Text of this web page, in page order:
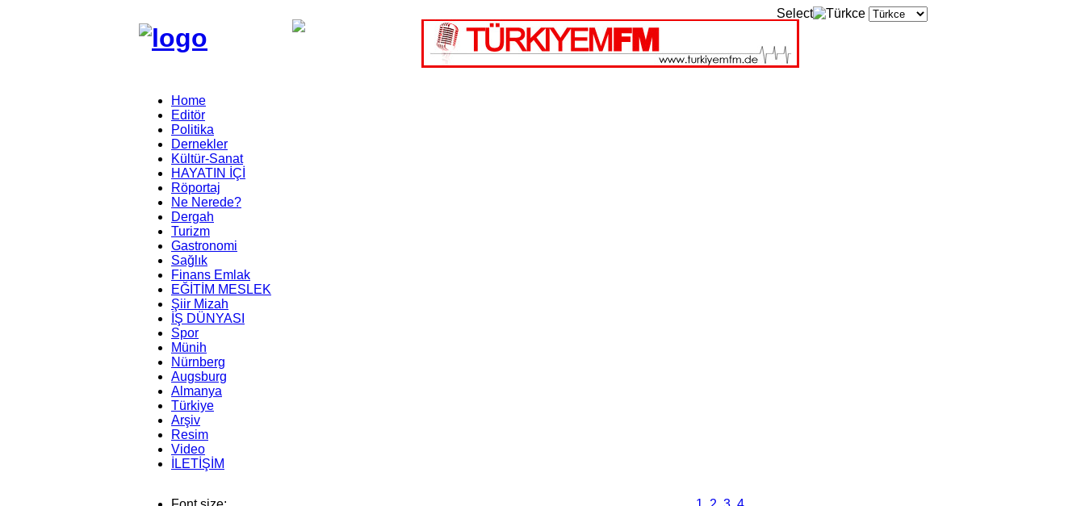
Select
Home
Editör
Politika
Dernekler
Kültür-Sanat
HAYATIN İÇİ
Röportaj
Ne Nerede?
Dergah
Turizm
Gastronomi
Sağlık
Finans Emlak
EĞİTİM MESLEK
Şiir Mizah
İŞ DÜNYASI
Spor
Münih
Nürnberg
Augsburg
Almanya
Türkiye
Arşiv
Resim
Video
İLETİŞİM